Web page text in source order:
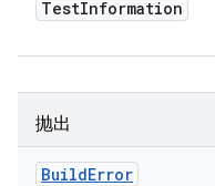
TestInformation
抛出
BuildError